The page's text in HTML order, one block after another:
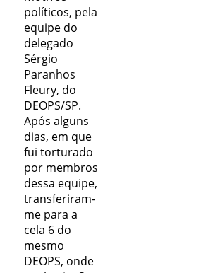
políticos, pela
equipe do
delegado
Sérgio
Paranhos
Fleury, do
DEOPS/SP.
Após alguns
dias, em que
fui torturado
por membros
dessa equipe,
transferiram-
me para a
cela 6 do
mesmo
DEOPS, onde